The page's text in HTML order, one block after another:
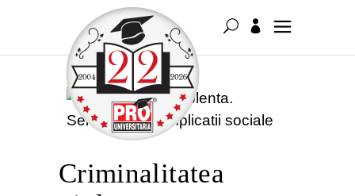
Criminalitatea